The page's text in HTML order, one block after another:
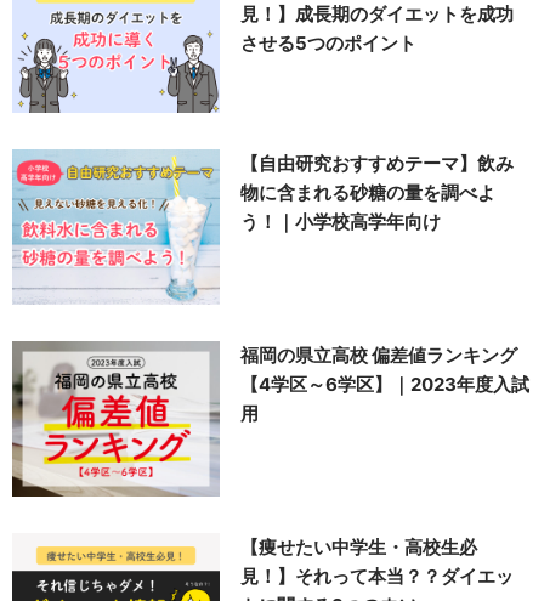
見！】成長期のダイエットを成功
させる5つのポイント
【自由研究おすすめテーマ】飲み
物に含まれる砂糖の量を調べよ
う！｜小学校高学年向け
福岡の県立高校 偏差値ランキング
【4学区～6学区】｜2023年度入試
用
【痩せたい中学生・高校生必
見！】それって本当？？ダイエッ